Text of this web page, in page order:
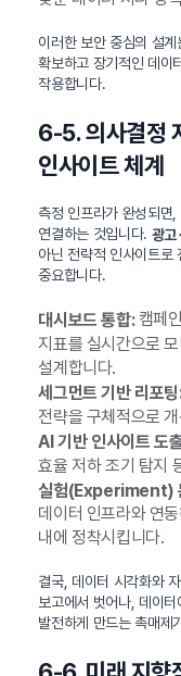
이러한 보안 중심의 설
확보하고 장기적인 데이
작용합니다.
6-5. 의사결정
인사이트 체계
측정 인프라가 완성되면
연결하는 것입니다. 광고
아닌 전략적 인사이트로
중요합니다.
대시보드 통합:캠페
지표를 실시간으로
설계합니다.
세그먼트 기반 리포
전략을 구체적으로
AI 기반 인사이트 도
효율 저하 조기 탐지
실험(Experiment)
데이터 인프라와 연
내에 정착시킵니다.
결국, 데이터 시각화와
보고에서 벗어나, 데이
발전하게 만드는 촉매제